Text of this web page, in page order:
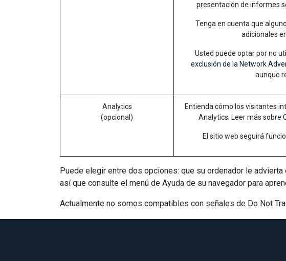
presentación de informes
Tenga en cuenta que
adicionales
Usted puede optar por no
exclusión de la Network
aunque
Analytics
(opcional)
Entienda cómo los visitantes
Analytics. Leer más sobre
El sitio web seguirá
Puede elegir entre dos opciones: que su ordenador le
así que consulte el menú de Ayuda de su navegador para
Actualmente no somos compatibles con señales de Do Not